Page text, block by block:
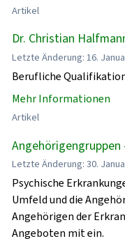
Artikel
Dr. Christian
Letzte Änderung: 16.
Berufliche
Mehr Informationen
Artikel
Angehörigengruppen
Letzte Änderung: 30.
Psychische
Umfeld und die
Angehörigen der
Angeboten mit ein.